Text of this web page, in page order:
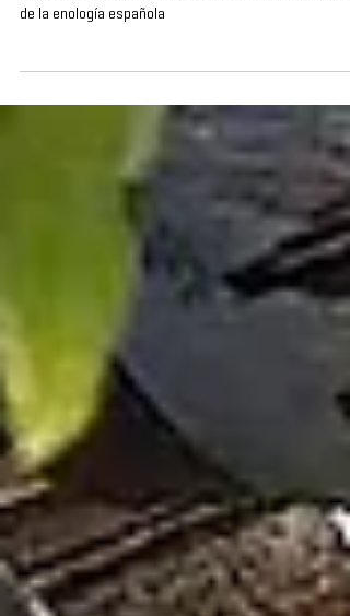
¡A la mesa con Jerez!
tradición de Andalucía y uno de los más grandes
de la enología española